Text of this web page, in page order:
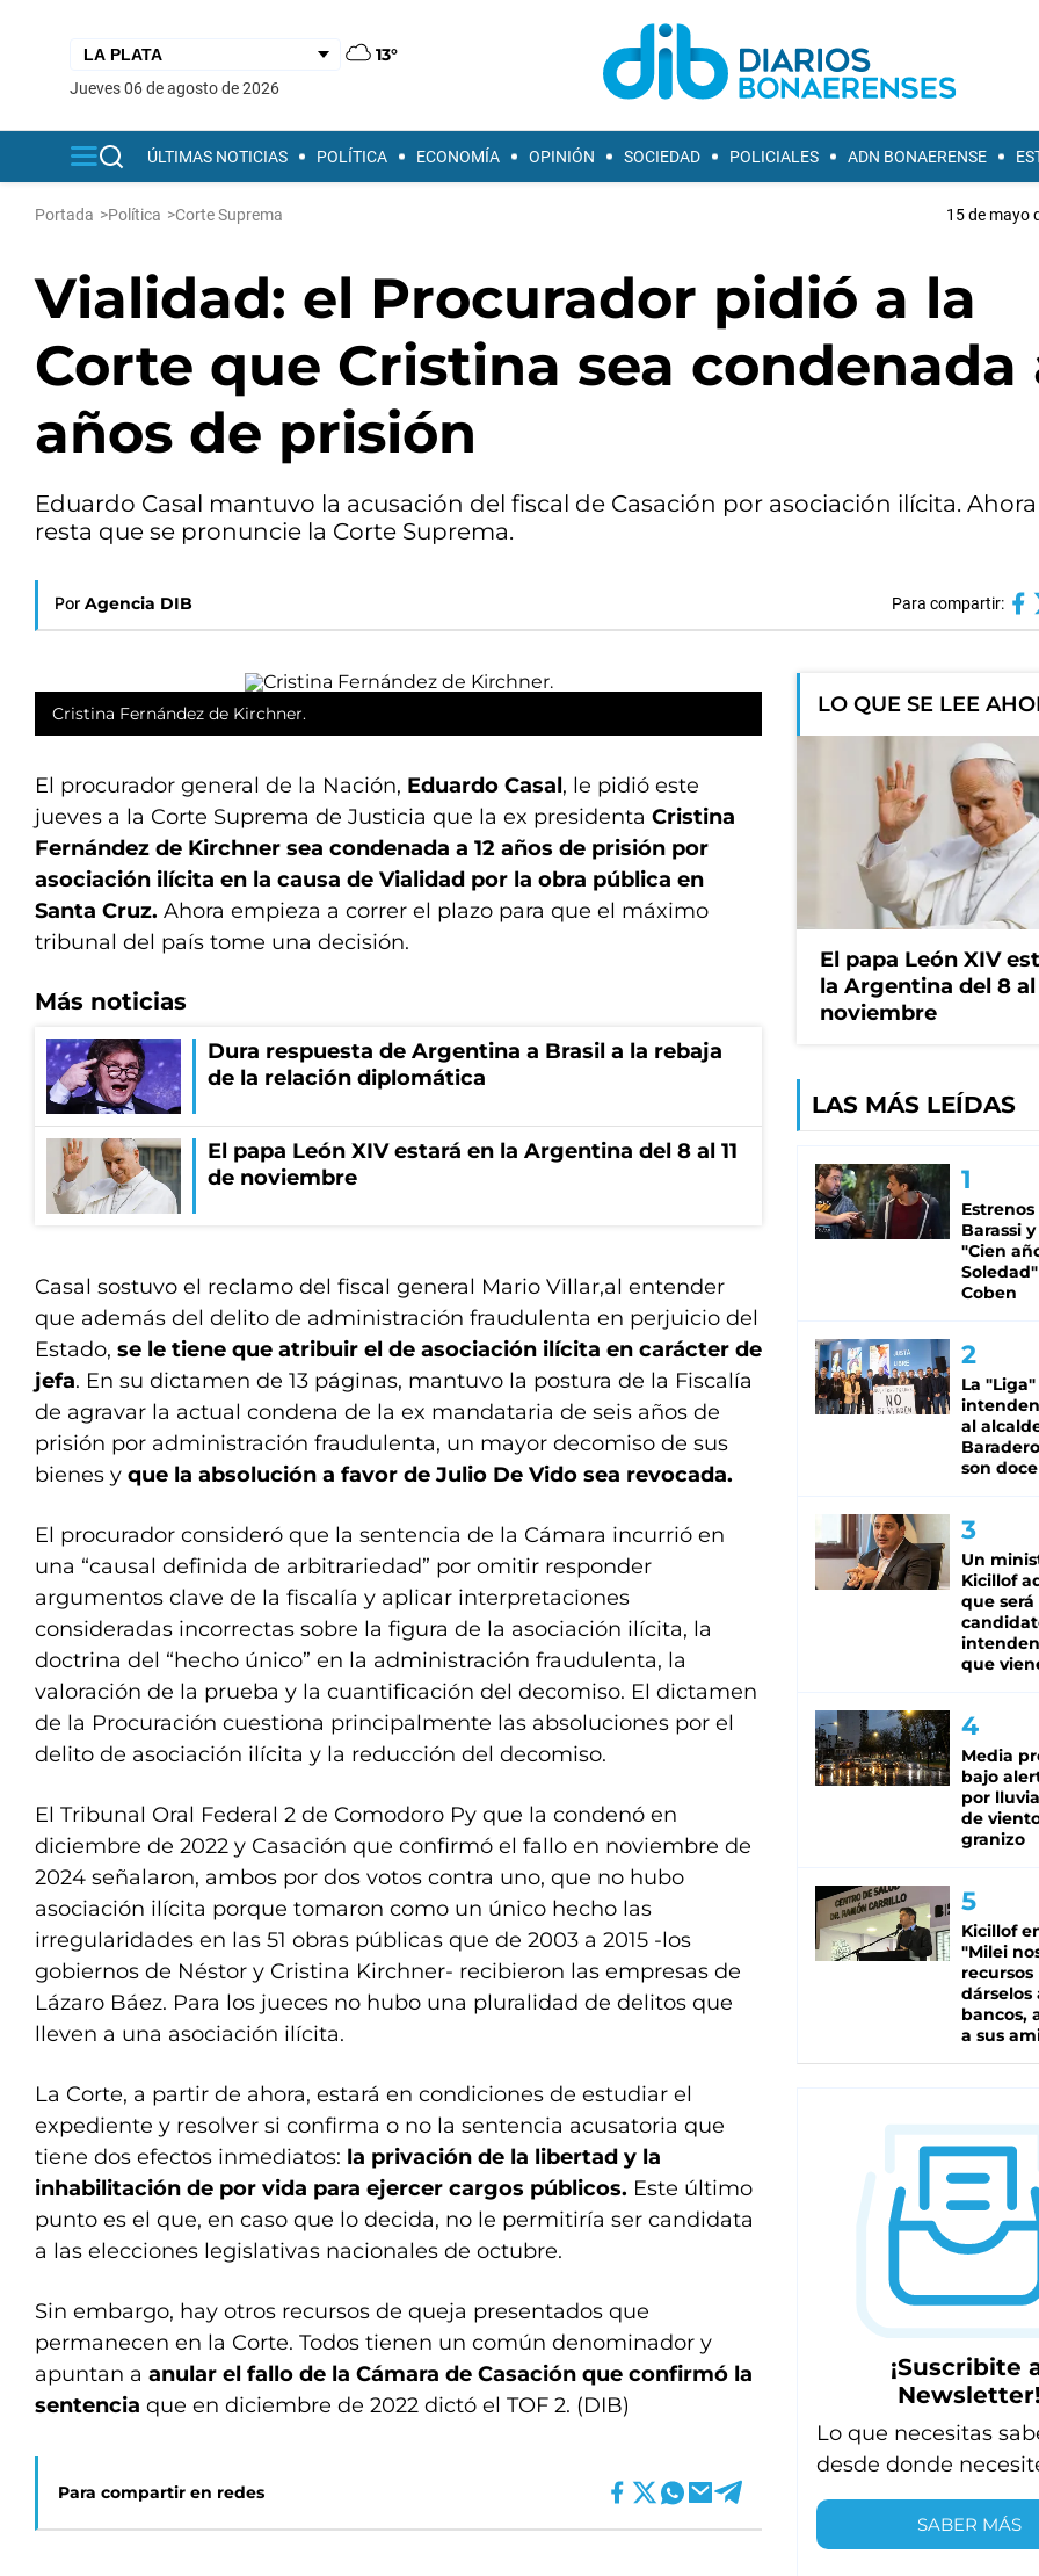
13°
jueves 06 de agosto de 2026
ÚLTIMAS NOTICIAS POLÍTICA ECONOMÍA OPINIÓN SOCIEDAD POLICIALES ADN BONAERENSE
Portada >Política >Corte Suprema 15 de mayo
Vialidad: el Procurador pidió a la
Corte que Cristina sea condenada
años de prisión
Eduardo Casal mantuvo la acusación del fiscal de Casación por asociación ilícita.
resta que se pronuncie la Corte Suprema.
Por Agencia DIB Para compartir:
Cristina Fernández de Kirchner.
El procurador general de la Nación, Eduardo Casal, le pidió este
jueves a la Corte Suprema de Justicia que la ex presidenta Cristina
Fernández de Kirchner sea condenada a 12 años de prisión por
asociación ilícita en la causa de Vialidad por la obra pública en
Santa Cruz. Ahora empieza a correr el plazo para que el máximo
tribunal del país tome una decisión.
Más noticias
Dura respuesta de Argentina a Brasil a la rebaja
de la relación diplomática
El papa León XIV estará en la Argentina del 8 al 11
de noviembre
Casal sostuvo el reclamo del fiscal general Mario Villar,al entender
que además del delito de administración fraudulenta en perjuicio del
Estado, se le tiene que atribuir el de asociación ilícita en carácter de
jefa. En su dictamen de 13 páginas, mantuvo la postura de la Fiscalía
de agravar la actual condena de la ex mandataria de seis años de
prisión por administración fraudulenta, un mayor decomiso de sus
bienes y que la absolución a favor de Julio De Vido sea revocada.
El procurador consideró que la sentencia de la Cámara incurrió en
una “causal definida de arbitrariedad” por omitir responder
argumentos clave de la fiscalía y aplicar interpretaciones
consideradas incorrectas sobre la figura de la asociación ilícita, la
doctrina del “hecho único” en la administración fraudulenta, la
valoración de la prueba y la cuantificación del decomiso. El dictamen
de la Procuración cuestiona principalmente las absoluciones por el
delito de asociación ilícita y la reducción del decomiso.
El Tribunal Oral Federal 2 de Comodoro Py que la condenó en
diciembre de 2022 y Casación que confirmó el fallo en noviembre de
2024 señalaron, ambos por dos votos contra uno, que no hubo
asociación ilícita porque tomaron como un único hecho las
irregularidades en las 51 obras públicas que de 2003 a 2015 -los
gobiernos de Néstor y Cristina Kirchner- recibieron las empresas de
Lázaro Báez. Para los jueces no hubo una pluralidad de delitos que
lleven a una asociación ilícita.
La Corte, a partir de ahora, estará en condiciones de estudiar el
expediente y resolver si confirma o no la sentencia acusatoria que
tiene dos efectos inmediatos: la privación de la libertad y la
inhabilitación de por vida para ejercer cargos públicos. Este último
punto es el que, en caso que lo decida, no le permitiría ser candidata
a las elecciones legislativas nacionales de octubre.
Sin embargo, hay otros recursos de queja presentados que
permanecen en la Corte. Todos tienen un común denominador y
apuntan a anular el fallo de la Cámara de Casación que confirmó la
sentencia que en diciembre de 2022 dictó el TOF 2. (DIB)
Para compartir en redes
LO QUE SE LEE
El papa León XIV
la Argentina del 8 al
noviembre
LAS MÁS LEÍDAS
Estrenos
Barassi
"Cien
Coben
La
al
son doce
Un
Kicillof
que será
que
Media
bajo
por
de
granizo
Kicillof
"Milei
recursos
dárselos
bancos,
a sus
¡Suscribite
Newsletter!
Lo que necesitas
desde donde
SABER MÁS